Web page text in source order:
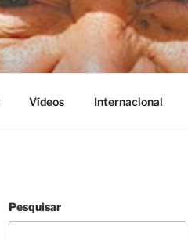
Vídeos Internacional
Pesquisar